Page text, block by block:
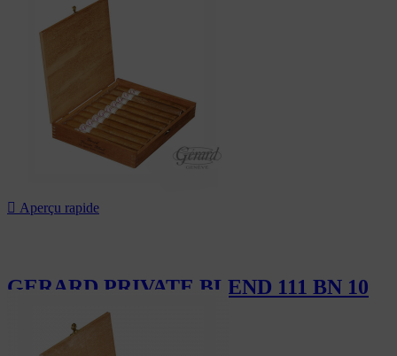
 Aperçu rapide
GERARD PRIVATE BLEND 111 BN 10
184,00 CHF